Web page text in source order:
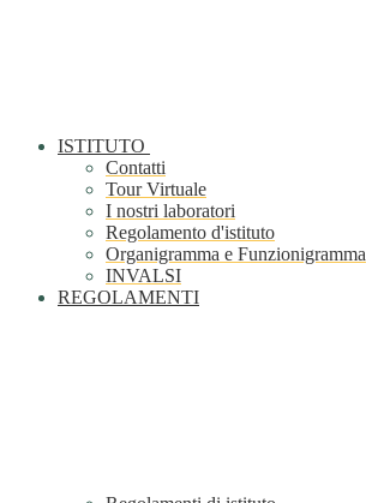
ISTITUTO
Contatti
Tour Virtuale
I nostri laboratori
Regolamento d'istituto
Organigramma e Funzionigramma
INVALSI
REGOLAMENTI